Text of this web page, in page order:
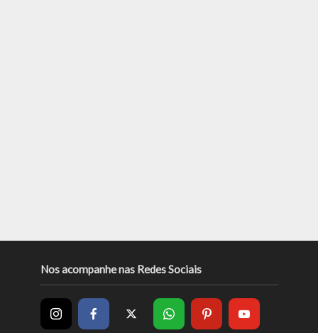
Nos acompanhe nas Redes Sociais